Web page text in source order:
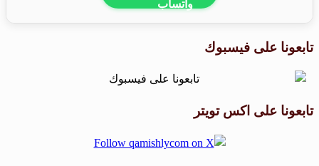
تابعونا على فيسبوك
تابعونا على اكس تويتر